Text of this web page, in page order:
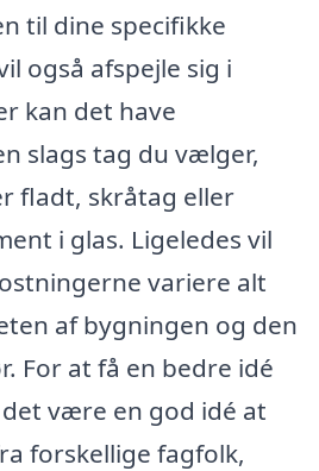
til dine specifikke
også afspejle sig i
kan det have
slags tag du vælger,
fladt, skråtag eller
i glas. Ligeledes vil
variere alt
af bygningen og den
For at få en bedre idé
være en god idé at
forskellige fagfolk,